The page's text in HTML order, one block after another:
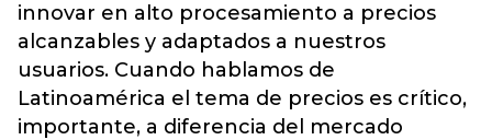
innovar en alto procesamiento a precios
alcanzables y adaptados a nuestros
usuarios. Cuando hablamos de
Latinoamérica el tema de precios es crítico,
importante, a diferencia del mercado